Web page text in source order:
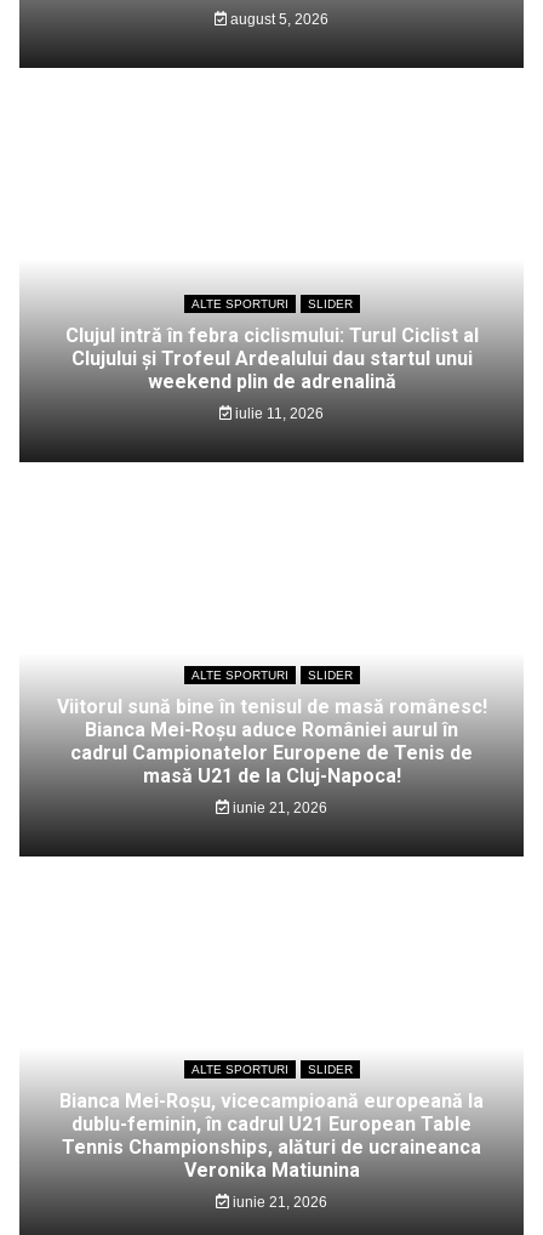
august 5, 2026
ALTE SPORTURI SLIDER
Clujul intră în febra ciclismului: Turul Ciclist al
Clujului și Trofeul Ardealului dau startul unui
weekend plin de adrenalină
iulie 11, 2026
ALTE SPORTURI SLIDER
Viitorul sună bine în tenisul de masă românesc!
Bianca Mei-Roșu aduce României aurul în
cadrul Campionatelor Europene de Tenis de
masă U21 de la Cluj-Napoca!
iunie 21, 2026
ALTE SPORTURI SLIDER
Bianca Mei-Roșu, vicecampioană europeană la
dublu-feminin, în cadrul U21 European Table
Tennis Championships, alături de ucraineanca
Veronika Matiunina
iunie 21, 2026